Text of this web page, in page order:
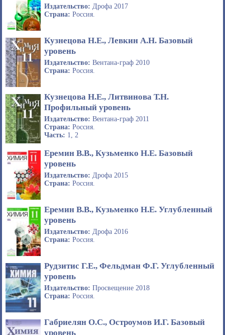
Издательство: Дрофа 2017
Страна: Россия.
Кузнецова Н.Е., Левкин А.Н. Базовый
уровень
Издательство: Вентана-граф 2010
Страна: Россия.
Кузнецова Н.Е., Литвинова Т.Н.
Профильный уровень
Издательство: Вентана-граф 2011
Страна: Россия.
Часть: 1, 2
Еремин В.В., Кузьменко Н.Е. Базовый
уровень
Издательство: Дрофа 2015
Страна: Россия.
Еремин В.В., Кузьменко Н.Е. Углубленный
уровень
Издательство: Дрофа 2016
Страна: Россия.
Рудзитис Г.Е., Фельдман Ф.Г. Углубленный
уровень
Издательство: Просвещение 2018
Страна: Россия.
Габриелян О.С., Остроумов И.Г. Базовый
уровень